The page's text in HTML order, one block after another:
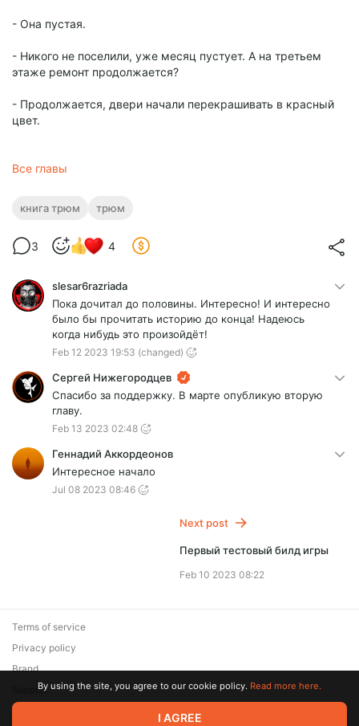
- Она пустая.
- Никого не поселили, уже месяц пустует. А на третьем
этаже ремонт продолжается?
- Продолжается, двери начали перекрашивать в красный
цвет.
Все главы
книга трюм трюм
3 4
slesar6razriada
Пока дочитал до половины. Интересно! И интересно
было бы прочитать историю до конца! Надеюсь
когда нибудь это произойдёт!
Feb 12 2023 19:53 (changed)
Сергей Нижегородцев
Спасибо за поддержку. В марте опубликую вторую
главу.
Feb 13 2023 02:48
Геннадий Аккордеонов
Интересное начало
Jul 08 2023 08:46
Next post
Первый тестовый билд игры
Feb 10 2023 08:22
© 2026 Zaya Solutions Limited. All rights reserved. All trademarks
Terms of service
Privacy policy
Brand
SupportBy using the site, you agree to our cookie policy. Read more here.
I AGREE